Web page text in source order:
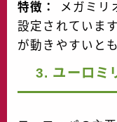
特徴：
メガミリ
設定されていま
が動きやすいと
3. ユーロ